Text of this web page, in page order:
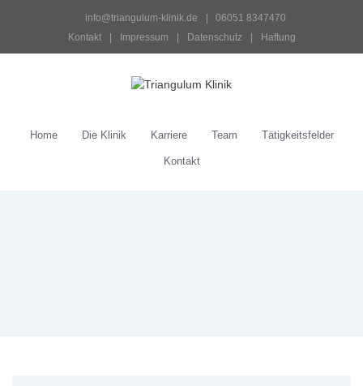
info@triangulum-klinik.de
|   06051 8347470
Kontakt
Impressum Datenschutz Haftung
Home Die Klinik Karriere Team Tätigkeitsfelder
Kontakt